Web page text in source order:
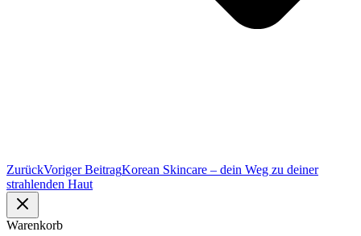
ZurückVoriger BeitragKorean Skincare – dein Weg zu deiner
strahlenden Haut
Warenkorb